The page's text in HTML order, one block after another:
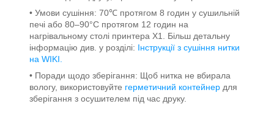
• Умови сушіння: 70℃ протягом 8 годин у сушильній
печі або 80–90°C протягом 12 годин на
нагрівальному столі принтера X1. Більш детальну
інформацію див. у розділі: Інструкції з сушіння нитки
на WIKI.
• Поради щодо зберігання: Щоб нитка не вбирала
вологу, використовуйте герметичний контейнер для
зберігання з осушителем під час друку.